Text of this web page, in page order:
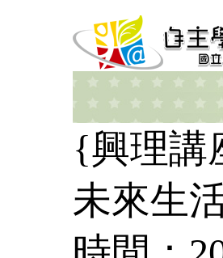
{興理講
未來生